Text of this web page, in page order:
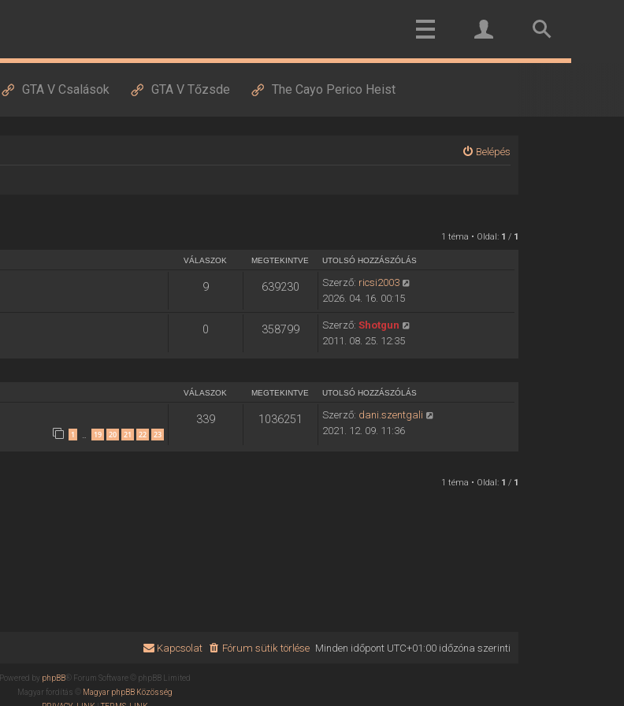
GTA V Csalások GTA V Tőzsde The Cayo Perico Heist
Belépés
1 téma • Oldal: 1 / 1
VÁLASZOK MEGTEKINTVE UTOLSÓ HOZZÁSZÓLÁS
9 639230 Szerző: ricsi2003
2026. 04. 16. 00:15
0 358799 Szerző: Shotgun
2011. 08. 25. 12:35
VÁLASZOK MEGTEKINTVE UTOLSÓ HOZZÁSZÓLÁS
1 … 19 20 21 22 23
339 1036251 Szerző: dani.szentgali
2021. 12. 09. 11:36
1 téma • Oldal: 1 / 1
Minden időpont UTC+01:00időzóna szerinti
Fórum sütik törlése
Kapcsolat
Powered by phpBB® Forum Software © phpBB Limited
Magyar fordítás © Magyar phpBB Közösség